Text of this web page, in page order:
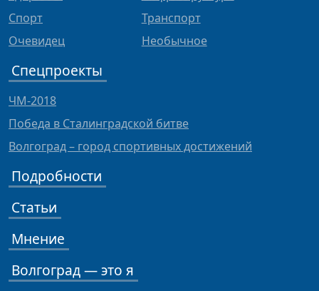
Спорт
Очевидец
Транспорт
Необычное
Спецпроекты
ЧМ-2018
Победа в Сталинградской битве
Волгоград – город спортивных достижений
Подробности
Статьи
Мнение
Волгоград — это я